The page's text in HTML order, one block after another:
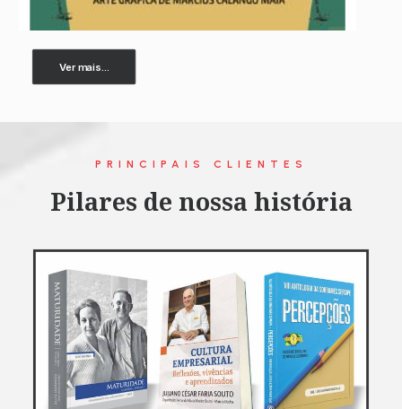
Ver mais...
PRINCIPAIS CLIENTES
Pilares de nossa história